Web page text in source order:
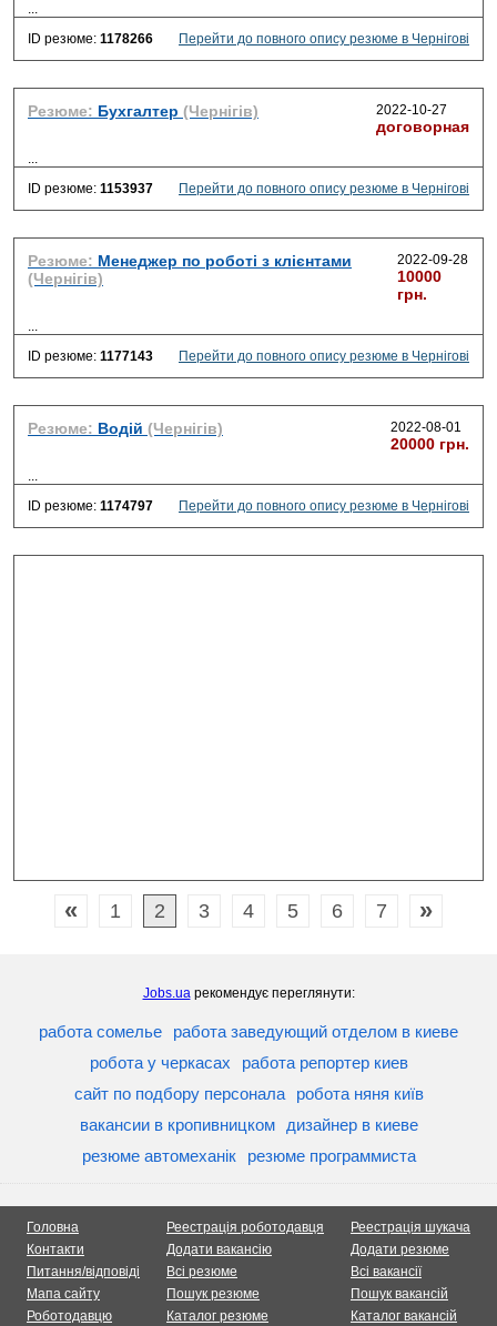
...
ID резюме: 1178266 Перейти до повного опису резюме в Чернігові
Резюме: Бухгалтер (Чернігів) 2022-10-27
договорная
...
ID резюме: 1153937 Перейти до повного опису резюме в Чернігові
Резюме: Менеджер по роботі з клієнтами
(Чернігів)
2022-09-28
10000
грн.
...
ID резюме: 1177143 Перейти до повного опису резюме в Чернігові
Резюме: Водій (Чернігів) 2022-08-01
20000 грн.
...
ID резюме: 1174797 Перейти до повного опису резюме в Чернігові
« 1 2 3 4 5 6 7 »
Jobs.uaрекомендує переглянути:
работа сомелье
работа заведующий отделом в киеве
робота у черкасах
работа репортер киев
сайт по подбору персонала
робота няня київ
вакансии в кропивницком
дизайнер в киеве
резюме автомеханік
резюме программиста
Головна
Контакти
Питання/відповіді
Мапа сайту
Роботодавцю
Реестрація роботодавця
Додати вакансію
Всі резюме
Пошук резюме
Каталог резюме
Реестрація шукача
Додати резюме
Всі вакансії
Пошук вакансій
Каталог вакансій